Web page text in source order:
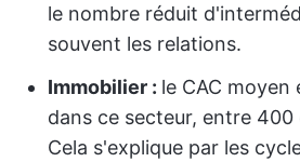
le nombre réduit
souvent les relations.
Immobilier : le CAC moyen
dans ce secteur, entre
Cela s'explique par les